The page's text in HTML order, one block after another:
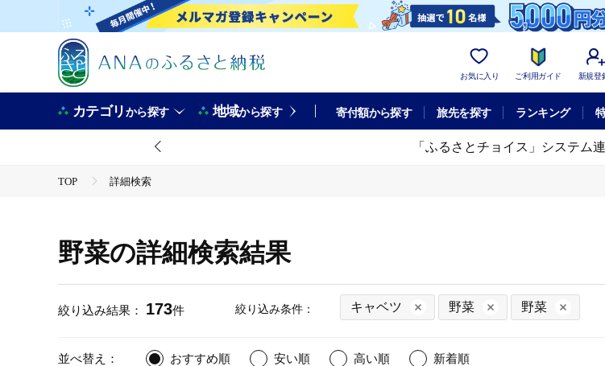
お気に入り ご利用ガイド 新規登
カテゴリから探す 地域から探す 寄付額から探す 旅先を探す ランキング
「ふるさとチョイス」システム
TOP 詳細検索
野菜の詳細検索結果
絞り込み結果： 173件 絞り込み条件： キャベツ 野菜 野菜
並べ替え： おすすめ順 安い順 高い順 新着順